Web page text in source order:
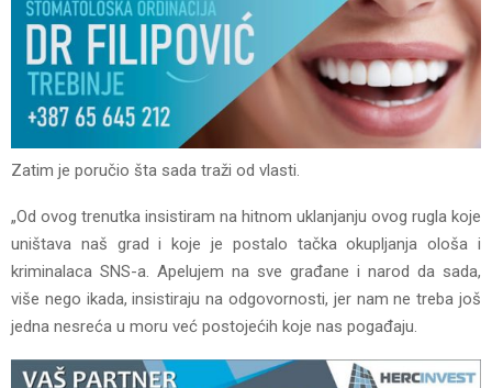
Zatim je poručio šta sada traži od vlasti.
„Od ovog trenutka insistiram na hitnom uklanjanju ovog rugla koje
uništava naš grad i koje je postalo tačka okupljanja ološa i
kriminalaca SNS-a. Apelujem na sve građane i narod da sada,
više nego ikada, insistiraju na odgovornosti, jer nam ne treba još
jedna nesreća u moru već postojećih koje nas pogađaju.